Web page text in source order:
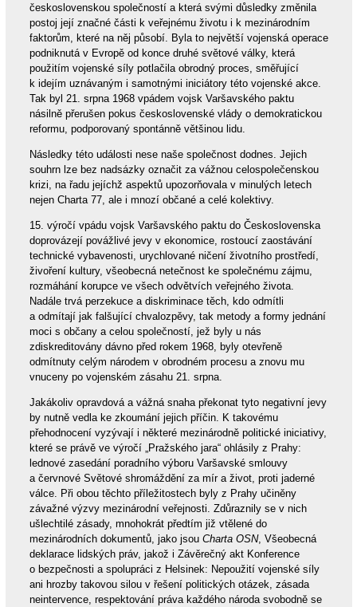
československou společností a která svými důsledky změnila
postoj její značné části k veřejnému životu i k mezinárodním
faktorům, které na něj působí. Byla to největší vojenská operace
podniknutá v Evropě od konce druhé světové války, která
použitím vojenské síly potlačila obrodný proces, směřující
k idejím uznávaným i samotnými iniciátory této vojenské akce.
Tak byl 21. srpna 1968 vpádem vojsk Varšavského paktu
násilně přerušen pokus československé vlády o demokratickou
reformu, podporovaný spontánně většinou lidu.
Následky této události nese naše společnost dodnes. Jejich
souhrn lze bez nadsázky označit za vážnou celospolečenskou
krizi, na řadu jejíchž aspektů upozorňovala v minulých letech
nejen Charta 77, ale i mnozí občané a celé kolektivy.
15. výročí vpádu vojsk Varšavského paktu do Československa
doprovázejí povážlivé jevy v ekonomice, rostoucí zaostávání
technické vybavenosti, urychlované ničení životního prostředí,
živoření kultury, všeobecná netečnost ke společnému zájmu,
rozmáhání korupce ve všech odvětvích veřejného života.
Nadále trvá perzekuce a diskriminace těch, kdo odmítli
a odmítají jak falšující chvalozpěvy, tak metody a formy jednání
moci s občany a celou společností, jež byly u nás
zdiskreditovány dávno před rokem 1968, byly otevřeně
odmítnuty celým národem v obrodném procesu a znovu mu
vnuceny po vojenském zásahu 21. srpna.
Jakákoliv opravdová a vážná snaha překonat tyto negativní jevy
by nutně vedla ke zkoumání jejich příčin. K takovému
přehodnocení vyzývají i některé mezinárodně politické iniciativy,
které se právě ve výročí „Pražského jara“ ohlásily z Prahy:
lednové zasedání poradního výboru Varšavské smlouvy
a červnové Světové shromáždění za mír a život, proti jaderné
válce. Při obou těchto příležitostech byly z Prahy učiněny
závažné výzvy mezinárodní veřejnosti. Zdůraznily se v nich
ušlechtilé zásady, mnohokrát předtím již vtělené do
mezinárodních dokumentů, jako jsou Charta OSN, Všeobecná
deklarace lidských práv, jakož i Závěrečný akt Konference
o bezpečnosti a spolupráci z Helsinek: Nepoužití vojenské síly
ani hrozby takovou silou v řešení politických otázek, zásada
neintervence, respektování práva každého národa svobodně se